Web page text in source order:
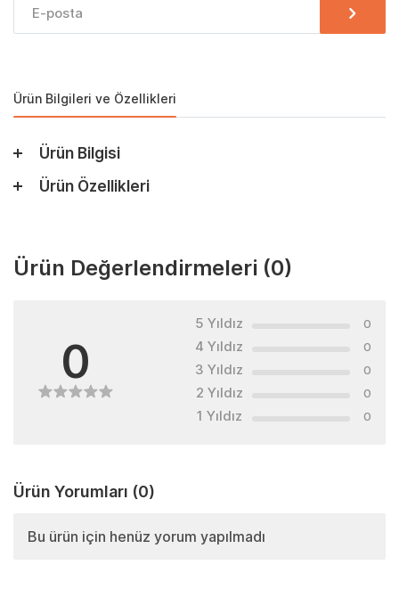
Ürün Bilgileri ve Özellikleri
Ürün Bilgisi
Ürün Özellikleri
Ürün Değerlendirmeleri (0)
0
5 Yıldız 0
4 Yıldız 0
3 Yıldız 0
2 Yıldız 0
1 Yıldız 0
Ürün Yorumları (0)
Bu ürün için henüz yorum yapılmadı